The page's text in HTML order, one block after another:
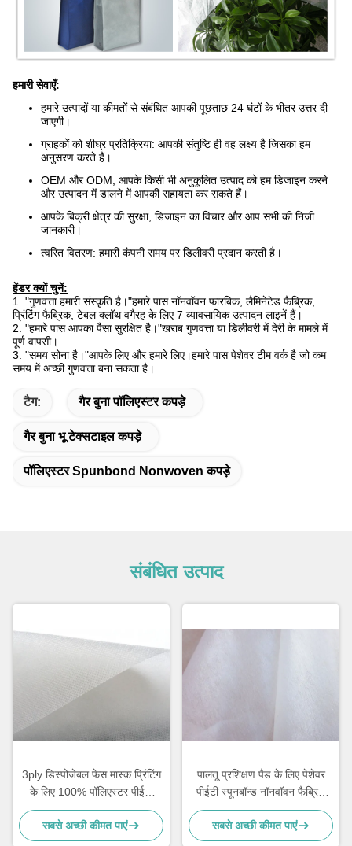
हमारी सेवाएँ:
हमारे उत्पादों या कीमतों से संबंधित आपकी पूछताछ 24 घंटों के भीतर उत्तर दी
जाएगी।
ग्राहकों को शीघ्र प्रतिक्रिया: आपकी संतुष्टि ही वह लक्ष्य है जिसका हम
अनुसरण करते हैं।
OEM और ODM, आपके किसी भी अनुकूलित उत्पाद को हम डिजाइन करने
और उत्पादन में डालने में आपकी सहायता कर सकते हैं।
आपके बिक्री क्षेत्र की सुरक्षा, डिजाइन का विचार और आप सभी की निजी
जानकारी।
त्वरित वितरण: हमारी कंपनी समय पर डिलीवरी प्रदान करती है।
हेंडर क्यों चुनें:
1. "गुणवत्ता हमारी संस्कृति है।"हमारे पास नॉनवॉवन फारबिक, लैमिनेटेड फैब्रिक,
प्रिंटिंग फैब्रिक, टेबल क्लॉथ वगैरह के लिए 7 व्यावसायिक उत्पादन लाइनें हैं।
2. "हमारे पास आपका पैसा सुरक्षित है।"खराब गुणवत्ता या डिलीवरी में देरी के मामले में
पूर्ण वापसी।
3. "समय सोना है।"आपके लिए और हमारे लिए।हमारे पास पेशेवर टीम वर्क है जो कम
समय में अच्छी गुणवत्ता बना सकता है।
टैग: गैर बुना पॉलिएस्टर कपड़े
गैर बुना भू टेक्सटाइल कपड़े
पॉलिएस्टर Spunbond Nonwoven कपड़े
संबंधित उत्पाद
3ply डिस्पोजेबल फेस मास्क प्रिंटिंग
के लिए 100% पॉलिएस्टर पीईटी
स्पनबॉन्ड नॉनवॉवन फैब्रिक
सबसे अच्छी कीमत पाएं
पालतू प्रशिक्षण पैड के लिए पेशेवर
पीईटी स्पूनबॉन्ड नॉनवॉवन फैब्रिक
एंटी स्टेटिक
सबसे अच्छी कीमत पाएं